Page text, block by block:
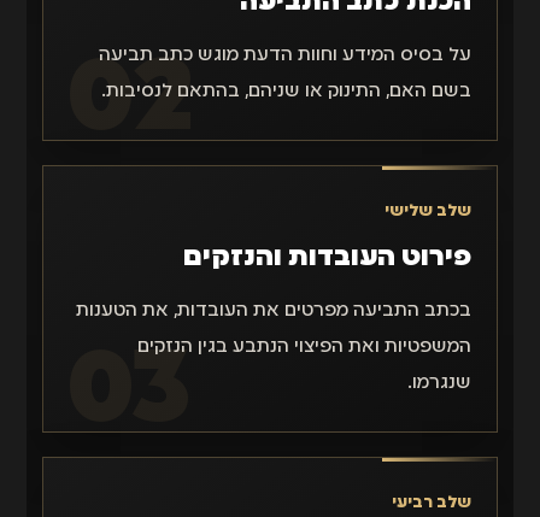
על בסיס המידע וחוות הדעת מוגש כתב תביעה
בשם האם, התינוק או שניהם, בהתאם לנסיבות.
שלב שלישי
פירוט העובדות והנזקים
בכתב התביעה מפרטים את העובדות, את הטענות
המשפטיות ואת הפיצוי הנתבע בגין הנזקים
שנגרמו.
שלב רביעי